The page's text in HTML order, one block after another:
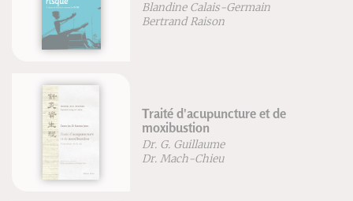
Blandine Calais-Germain
Bertrand Raison
Traité d'acupuncture et de
moxibustion
Dr. G. Guillaume
Dr. Mach-Chieu